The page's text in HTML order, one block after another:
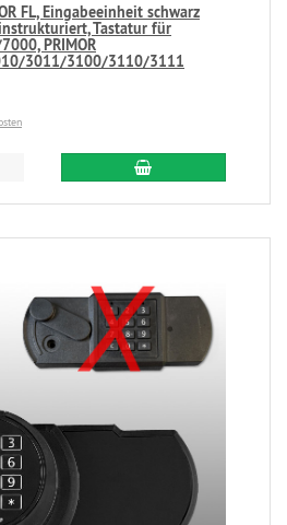
FL, Eingabeeinheit schwarz
Tastatur für
PRIMOR
3011/3100/3110/3111